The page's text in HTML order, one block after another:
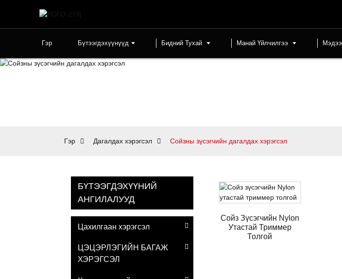
Гэр Бүтээгдэхүүнүүд Бидний Тухай Манай Үйлчилгээ Мэдээ
Гэр Дагалдах хэрэгсэл Сойзны зүсэгчийн дагалдах хэрэгсэл
БҮТЭЭГДЭХҮҮНИЙ
АНГИЛАЛУУД
Цахилгаан хэрэгсэл
ЦЭЦЭРЛЭГИЙН БАГАЖ
ХЭРЭГСЭЛ
Сойз Зүсэгчийн Nylon
Утастай Триммер
Толгой